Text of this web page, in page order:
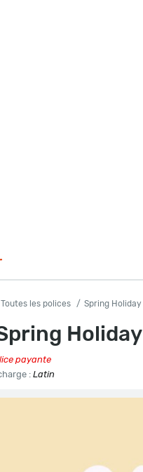
Toutes les polices Spring Holiday
Holiday
payante
: Latin